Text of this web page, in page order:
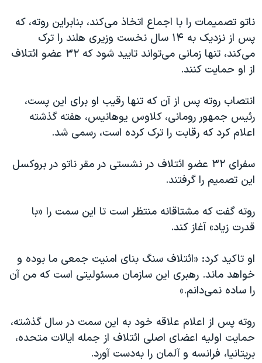
ناتو تصمیمات را با اجماع اتخاذ می‌کند، بنابراین روته، که
پس از نزدیک به ۱۴ سال نخست وزیری هلند را ترک
می‌کند، تنها زمانی می‌تواند تایید شود که ۳۲ عضو ائتلاف
از او حمایت کنند.
انتصاب روته پس از آن که تنها رقیب او برای این پست،
رئیس جمهور رومانی، کلاوس یوهانیس، هفته گذشته
اعلام کرد که رقابت را ترک کرده است، رسمی شد.
سفرای ۳۲ عضو ائتلاف در نشستی در مقر ناتو در بروکسل
این تصمیم را گرفتند.
روته گفت که مشتاقانه منتظر است تا این سمت را «با
قدرت زیاد» آغاز کند.
او تاکید کرد: «ائتلاف سنگ بنای امنیت جمعی ما بوده و
خواهد ماند. رهبری این سازمان مسئولیتی است که من آن
را ساده نمی‌دانم.»
روته پس از اعلام علاقه خود به این سمت در سال گذشته،
حمایت اولیه اعضای اصلی ائتلاف از جمله ایالات متحده،
بریتانیا، فرانسه و آلمان را به‌دست آورد.